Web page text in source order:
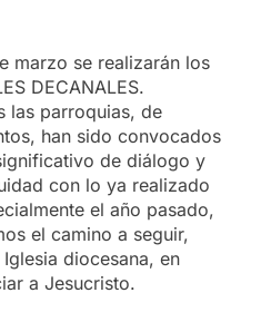
marzo se realizarán los
DECANALES.
las parroquias, de
han sido convocados
de diálogo y
con lo ya realizado
el año pasado,
el camino a seguir,
diocesana, en
a Jesucristo.